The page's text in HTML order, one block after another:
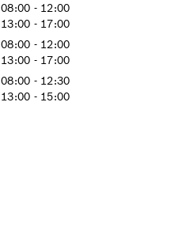
08:00 - 12:00
13:00 - 17:00
08:00 - 12:00
13:00 - 17:00
08:00 - 12:30
13:00 - 15:00